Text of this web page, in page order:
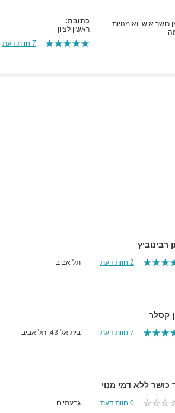
כושר אישי ואומנויות
כתובת:
ראשון לציון
7 חוות דעת
רבינוביץ
2 חוות דעת תל אביב
קסלר
7 חוות דעת בית אל 43, תל אביב
כושר ללא דמי מנוי
0 חוות דעת גבעתיים